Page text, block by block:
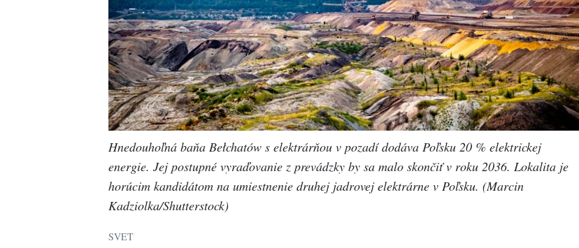
Hnedouhoľná baňa Bełchatów s elektrárňou v pozadí dodáva Poľsku 20 % elektrickej
energie. Jej postupné vyraďovanie z prevádzky by sa malo skončiť v roku 2036. Lokalita je
horúcim kandidátom na umiestnenie druhej jadrovej elektrárne v Poľsku. (Marcin
Kadziolka/Shutterstock)
SVET